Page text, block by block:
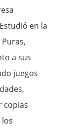
en la
a sus
juegos
copias